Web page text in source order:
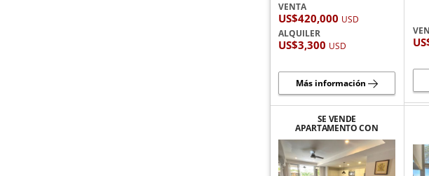
VENTA
US$420,000 USD
ALQUILER
US$3,300 USD
Más información
SE VENDE
APARTAMENTO CON
PISCINA PRIVADA
HERRADURA,
PUNTARENAS, JACO